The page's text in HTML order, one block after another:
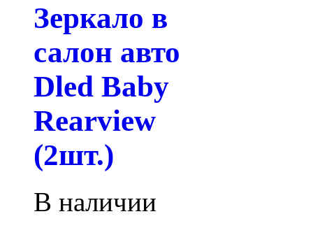
Зеркало в
салон авто
Dled Baby
Rearview
(2шт.)
В наличии